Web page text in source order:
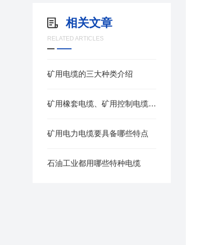
相关文章
RELATED ARTICLES
矿用电缆的三大种类介绍
矿用橡套电缆、矿用控制电缆、矿用通信电缆、矿用电力电缆、矿用计算机电缆区别，看完不选错
矿用电力电缆要具备哪些特点
石油工业都用哪些特种电缆